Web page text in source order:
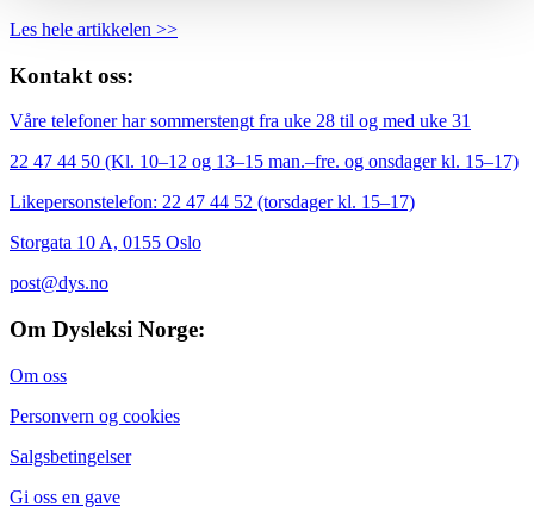
Les hele artikkelen >>
Kontakt oss:
Våre telefoner har sommerstengt fra uke 28 til og med uke 31
22 47 44 50 (Kl. 10–12 og 13–15 man.–fre. og onsdager kl. 15–17)
Likepersonstelefon: 22 47 44 52 (torsdager kl. 15–17)
Storgata 10 A, 0155 Oslo
post@dys.no
Om Dysleksi Norge:
Om oss
Personvern og cookies
Salgsbetingelser
Gi oss en gave